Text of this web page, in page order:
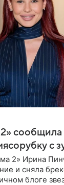
с
2» Ирина
и сняла
блоге